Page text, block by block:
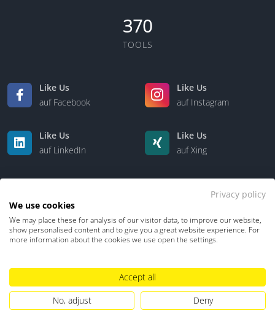
370
TOOLS
Like Us
auf Facebook
Like Us
auf Instagram
Like Us
auf LinkedIn
Like Us
auf Xing
Kontakt Über uns
Datenschutz Impressum
TDM-Vorbehalt
Hinweisgebersystem
Umgang mit KI
Privacy policy
We use cookies
We may place these for analysis of our visitor data, to improve our website,
show personalised content and to give you a great website experience. For
more information about the cookies we use open the settings.
Accept all
No, adjust
Deny